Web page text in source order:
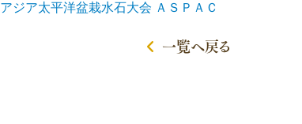
アジア太平洋盆栽水石大会 ＡＳＰＡＣ
一覧へ戻る